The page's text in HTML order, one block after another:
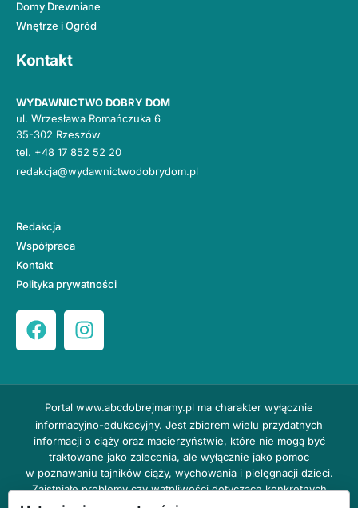
Domy Drewniane
Wnętrze i Ogród
Kontakt
WYDAWNICTWO DOBRY DOM
ul. Wrzesława Romańczuka 6
35-302 Rzeszów
tel. +48 17 852 52 20
redakcja@wydawnictwodobrydom.pl
Redakcja
Współpraca
Kontakt
Polityka prywatności
Portal www.abcdobrejmamy.pl ma charakter wyłącznie
informacyjno-edukacyjny. Jest zbiorem wielu przydatnych
informacji o ciąży oraz macierzyństwie, które nie mogą być
traktowane jako zalecenia, ale wyłącznie jako pomoc
w poznawaniu tajników ciąży, wychowania i pielęgnacji dzieci.
Zaistniałe problemy czy wątpliwości dotyczące konkretnych
przypadków należy bezzwłocznie konsultować z prowadzącym